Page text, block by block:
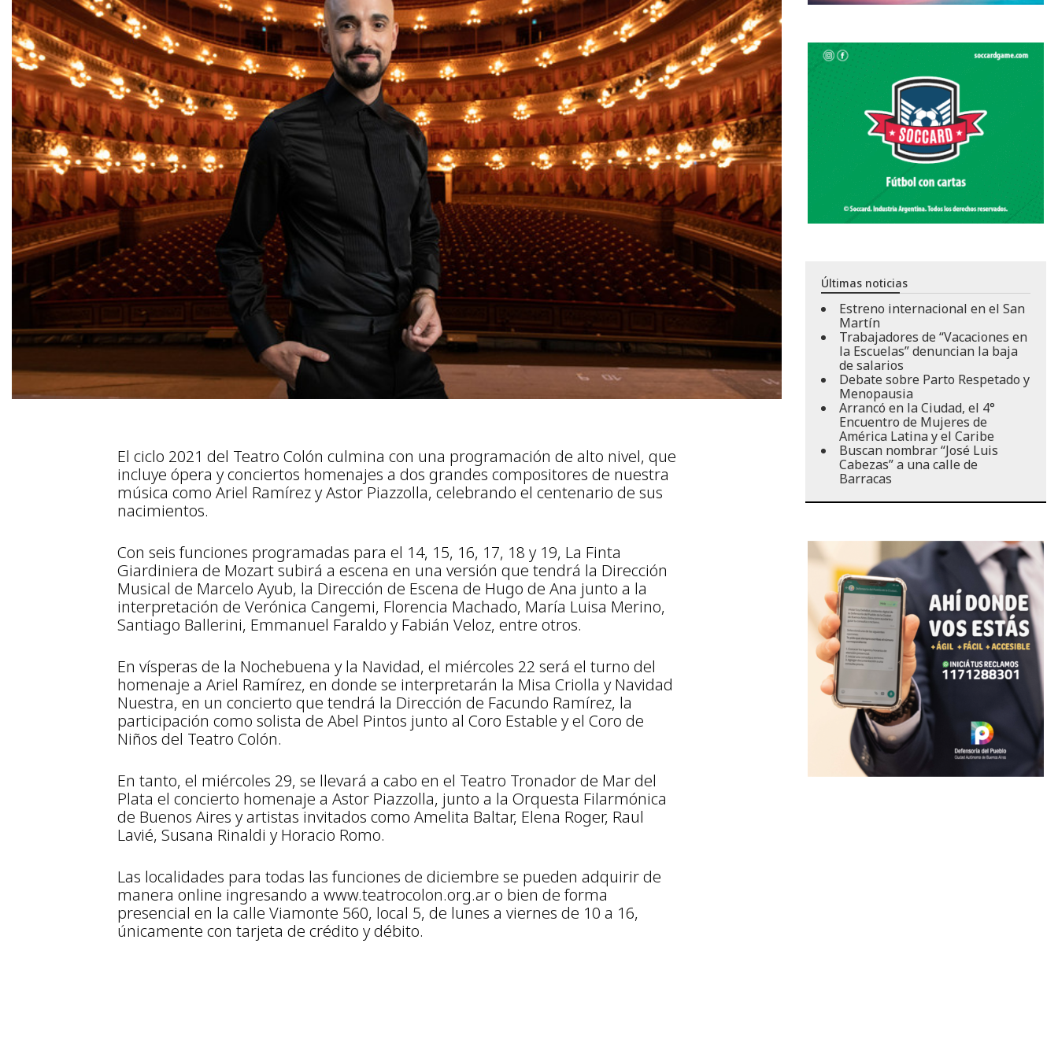
El ciclo 2021 del Teatro Colón culmina con una programación de alto nivel, que
incluye ópera y conciertos homenajes a dos grandes compositores de nuestra
música como Ariel Ramírez y Astor Piazzolla, celebrando el centenario de sus
nacimientos.
Con seis funciones programadas para el 14, 15, 16, 17, 18 y 19, La Finta
Giardiniera de Mozart subirá a escena en una versión que tendrá la Dirección
Musical de Marcelo Ayub, la Dirección de Escena de Hugo de Ana junto a la
interpretación de Verónica Cangemi, Florencia Machado, María Luisa Merino,
Santiago Ballerini, Emmanuel Faraldo y Fabián Veloz, entre otros.
En vísperas de la Nochebuena y la Navidad, el miércoles 22 será el turno del
homenaje a Ariel Ramírez, en donde se interpretarán la Misa Criolla y Navidad
Nuestra, en un concierto que tendrá la Dirección de Facundo Ramírez, la
participación como solista de Abel Pintos junto al Coro Estable y el Coro de
Niños del Teatro Colón.
En tanto, el miércoles 29, se llevará a cabo en el Teatro Tronador de Mar del
Plata el concierto homenaje a Astor Piazzolla, junto a la Orquesta Filarmónica
de Buenos Aires y artistas invitados como Amelita Baltar, Elena Roger, Raul
Lavié, Susana Rinaldi y Horacio Romo.
Las localidades para todas las funciones de diciembre se pueden adquirir de
manera online ingresando a www.teatrocolon.org.ar o bien de forma
presencial en la calle Viamonte 560, local 5, de lunes a viernes de 10 a 16,
únicamente con tarjeta de crédito y débito.
Últimas noticias
Estreno internacional en el San
Martín
Trabajadores de “Vacaciones en
la Escuelas” denuncian la baja
de salarios
Debate sobre Parto Respetado y
Menopausia
Arrancó en la Ciudad, el 4°
Encuentro de Mujeres de
América Latina y el Caribe
Buscan nombrar “José Luis
Cabezas” a una calle de
Barracas